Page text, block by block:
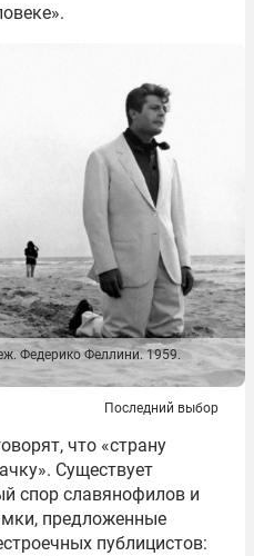
Федерико Феллини. 1959.
Последний выбор
что «страну
Существует
спор славянофилов и
предложенные
публицистов: